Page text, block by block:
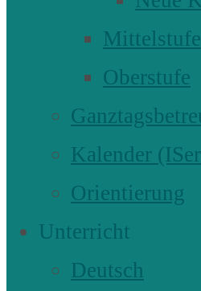
Mittelstufe
Oberstufe
Kalender
Orientierung
Unterricht
Deutsch